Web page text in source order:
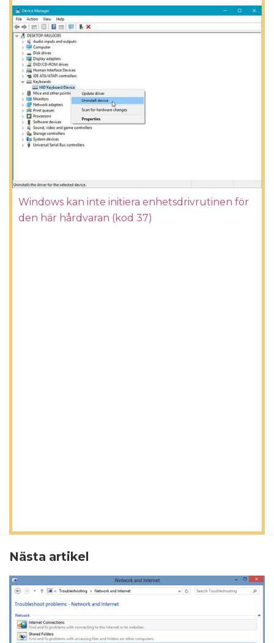
Windows kan inte initiera enhetsdrivrutinen för
den här hårdvaran (kod 37)
Nästa artikel